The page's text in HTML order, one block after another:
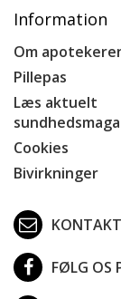
Information
Om
Pillepas
Læs aktuelt
Cookies
Bivirkninger
FØLG OS